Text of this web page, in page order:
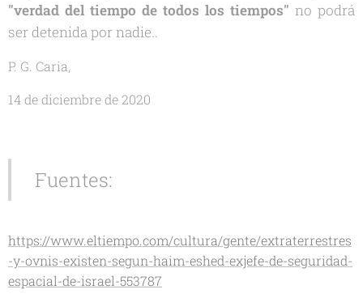
"verdad del tiempo de todos los tiempos" no podrá
ser detenida por nadie..
P. G. Caria,
14 de diciembre de 2020
Fuentes:
https://www.eltiempo.com/cultura/gente/extraterrestres
-y-ovnis-existen-segun-haim-eshed-exjefe-de-seguridad-
espacial-de-israel-553787